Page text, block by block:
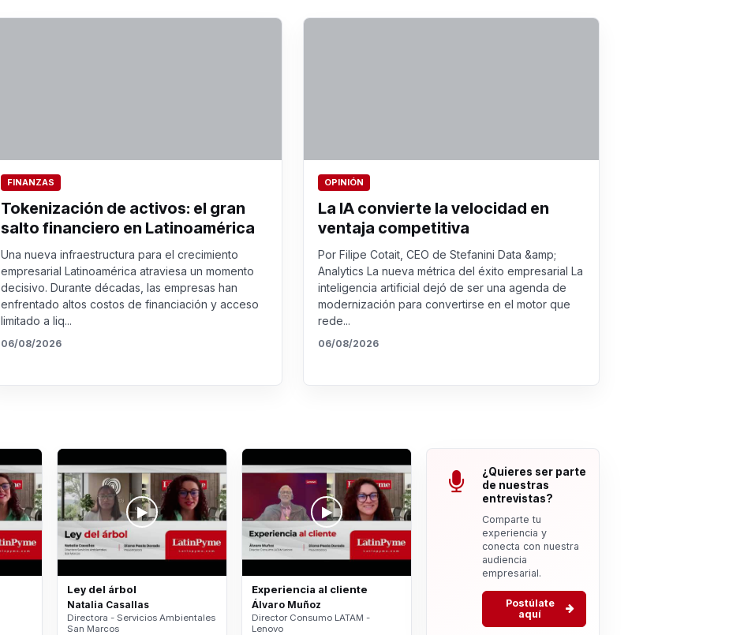
FINANZAS
Tokenización de activos: el gran
salto financiero en Latinoamérica
Una nueva infraestructura para el crecimiento
empresarial Latinoamérica atraviesa un momento
decisivo. Durante décadas, las empresas han
enfrentado altos costos de financiación y acceso
limitado a liq...
06/08/2026
OPINIÓN
La IA convierte la velocidad en
ventaja competitiva
Por Filipe Cotait, CEO de Stefanini Data &amp;
Analytics La nueva métrica del éxito empresarial La
inteligencia artificial dejó de ser una agenda de
modernización para convertirse en el motor que
rede...
06/08/2026
Ley del árbol
Natalia Casallas
Directora - Servicios Ambientales
San Marcos
Experiencia al cliente
Álvaro Muñoz
Director Consumo LATAM -
Lenovo
¿Quieres ser parte
de nuestras
entrevistas?
Comparte tu
experiencia y
conecta con nuestra
audiencia
empresarial.
Postúlate
aquí